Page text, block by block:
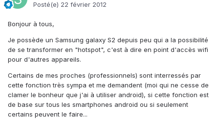
Posté(e) 22 février 2012
Bonjour à tous,
Je possède un Samsung galaxy S2 depuis peu qui a la possibilité
de se transformer en "hotspot", c'est à dire en point d'accès wifi
pour d'autres appareils.
Certains de mes proches (professionnels) sont interressés par
cette fonction très sympa et me demandent (moi qui ne cesse de
clamer le bonheur que j'ai à utiliser android), si cette fonction est
de base sur tous les smartphones android ou si seulement
certains peuvent le faire...